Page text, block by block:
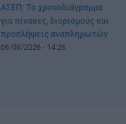
ΑΣΕΠ: Το χρονοδιάγραμμα
για πίνακες, διορισμούς και
προσλήψεις αναπληρωτών
06/08/2026 - 14:26